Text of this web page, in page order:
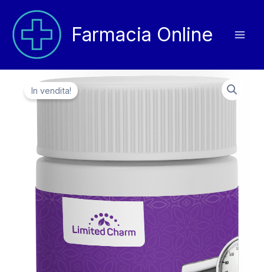
contenuto
Farmacia Online
In vendita!